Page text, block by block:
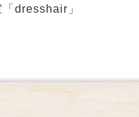
dresshair」